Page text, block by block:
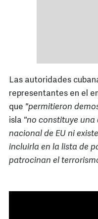
Las autoridades
representantes en el
que "permitieron
isla "no constituye una
nacional de EU ni
incluirla en la lista de
patrocinan el